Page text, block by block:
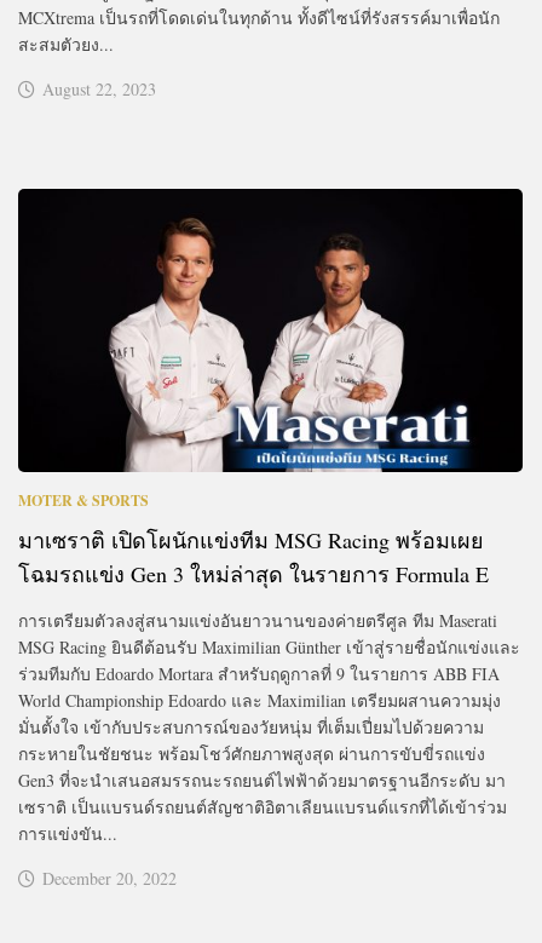
MCXtrema เป็นรถที่โดดเด่นในทุกด้าน ทั้งดีไซน์ที่รังสรรค์มาเพื่อนัก
สะสมตัวยง...
August 22, 2023
MOTER & SPORTS
มาเซราติ เปิดโผนักแข่งทีม MSG Racing พร้อมเผย
โฉมรถแข่ง Gen 3 ใหม่ล่าสุด ในรายการ Formula E
การเตรียมตัวลงสู่สนามแข่งอันยาวนานของค่ายตรีศูล ทีม Maserati
MSG Racing ยินดีต้อนรับ Maximilian Günther เข้าสู่รายชื่อนักแข่งและ
ร่วมทีมกับ Edoardo Mortara สำหรับฤดูกาลที่ 9 ในรายการ ABB FIA
World Championship Edoardo และ Maximilian เตรียมผสานความมุ่ง
มั่นตั้งใจ เข้ากับประสบการณ์ของวัยหนุ่ม ที่เต็มเปี่ยมไปด้วยความ
กระหายในชัยชนะ พร้อมโชว์ศักยภาพสูงสุด ผ่านการขับขี่รถแข่ง
Gen3 ที่จะนำเสนอสมรรถนะรถยนต์ไฟฟ้าด้วยมาตรฐานอีกระดับ มา
เซราติ เป็นแบรนด์รถยนต์สัญชาติอิตาเลียนแบรนด์แรกที่ได้เข้าร่วม
การแข่งขัน...
December 20, 2022